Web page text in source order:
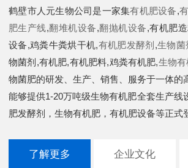
鹤壁市人元生物公司是一家集有机肥设备,
肥生产线,翻堆机设备,翻抛机设备,有机肥
设备,鸡粪牛粪烘干机,有机肥发酵剂 ,生物菌
物菌剂,有机肥,有机肥料,鸡粪有机肥,生物
物菌肥的研发、生产、销售、服务于一体的
能够提供1-20万吨级生物有机肥全套生产线
肥发酵剂，生物有机肥，有机肥设备等正式
了解更多 企业文化